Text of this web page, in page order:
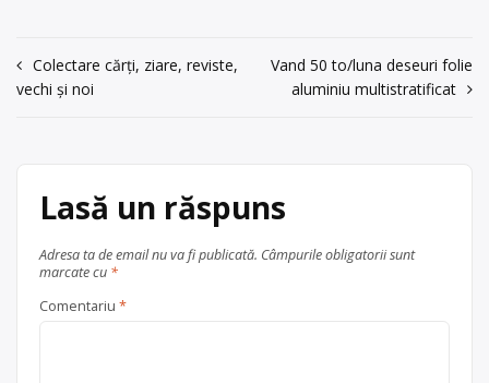
Navigare
Colectare cărți, ziare, reviste,
vechi și noi
Vand 50 to/luna deseuri folie
aluminiu multistratificat
Lasă un răspuns
Adresa ta de email nu va fi publicată. Câmpurile obligatorii sunt
marcate cu *
Comentariu *